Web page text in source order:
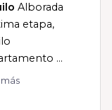
Alborada
etapa,
...